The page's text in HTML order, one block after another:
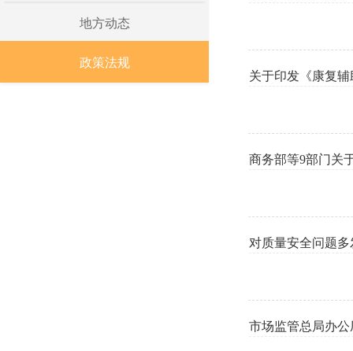
地方动态
政策法规
关于印发《康复
商务部等9部门关
对质量安全问题
市场监管总局办